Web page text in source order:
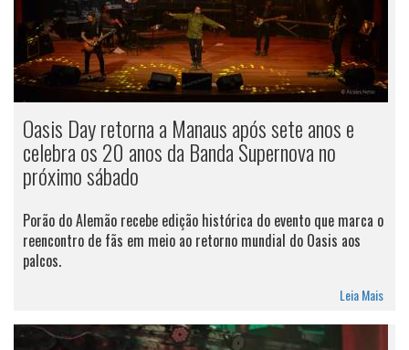
Oasis Day retorna a Manaus após sete anos e
celebra os 20 anos da Banda Supernova no
próximo sábado
Porão do Alemão recebe edição histórica do evento que marca o
reencontro de fãs em meio ao retorno mundial do Oasis aos
palcos.
Leia Mais